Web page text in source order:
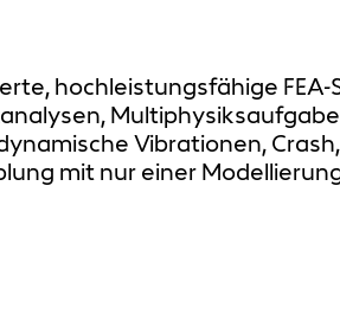
hochleistungsfähige
Vibrationen,
mit nur einer